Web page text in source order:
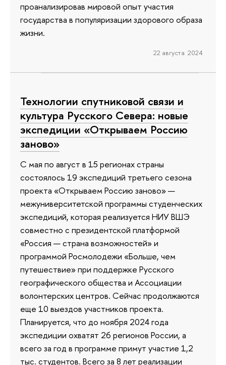
проанализировав мировой опыт участия
государства в популяризации здорового образа
жизни.
22 августа 2024
Технологии спутниковой связи и
культура Русского Севера: новые
экспедиции «Открываем Россию
заново»
С мая по август в 15 регионах страны
состоялось 19 экспедиций третьего сезона
проекта «Открываем Россию заново» —
межуниверситетской программы студенческих
экспедиций, которая реализуется НИУ ВШЭ
совместно с президентской платформой
«Россия — страна возможностей» и
программой Росмолодежи «Больше, чем
путешествие» при поддержке Русского
географического общества и Ассоциации
волонтерских центров. Сейчас продолжаются
еще 10 выездов участников проекта.
Планируется, что до ноября 2024 года
экспедиции охватят 26 регионов России, а
всего за год в программе примут участие 1,2
тыс. студентов. Всего за 8 лет реализации